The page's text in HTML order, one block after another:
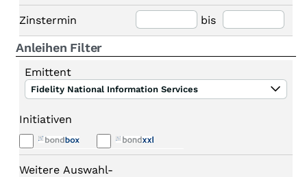
Zinstermin bis
Anleihen Filter
Emittent
Fidelity National Information Services
Initiativen
Weitere Auswahl-